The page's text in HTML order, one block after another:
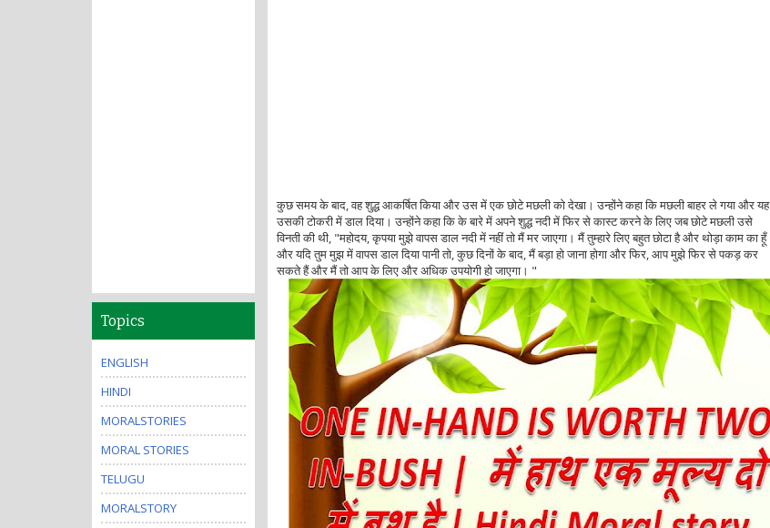
कुछ समय के बाद, वह शुद्ध आकर्षित किया और उस में एक छोटे मछली को देखा। उन्होंने कहा कि मछली बाहर ले गया और यह
उसकी टोकरी में डाल दिया। उन्होंने कहा कि के बारे में अपने शुद्ध नदी में फिर से कास्ट करने के लिए जब छोटे मछली उसे
विनती की थी, "महोदय, कृपया मुझे वापस डाल नदी में नहीं तो मैं मर जाएगा। मैं तुम्हारे लिए बहुत छोटा है और थोड़ा काम का हूँ
और यदि तुम मुझ में वापस डाल दिया पानी तो, कुछ दिनों के बाद, मैं बड़ा हो जाना होगा और फिर, आप मुझे फिर से पकड़ कर
सकते हैं और मैं तो आप के लिए और अधिक उपयोगी हो जाएगा। "
Topics
ENGLISH
HINDI
MORALSTORIES
MORAL STORIES
TELUGU
MORALSTORY